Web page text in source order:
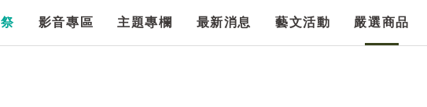
影音專區 主題專欄 最新消息 藝文活動 嚴選商品